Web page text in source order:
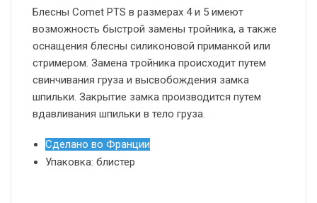
Блесны Comet PTS в размерах 4 и 5 имеют
возможность быстрой замены тройника, а также
оснащения блесны силиконовой приманкой или
стримером. Замена тройника происходит путем
свинчивания груза и высвобождения замка
шпильки. Закрытие замка производится путем
вдавливания шпильки в тело груза.
Сделано во Франции
Упаковка: блистер